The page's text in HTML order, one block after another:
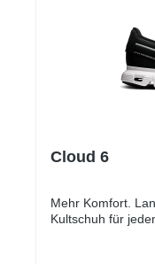
Cloud 6
Mehr Komfort.
Kultschuh für